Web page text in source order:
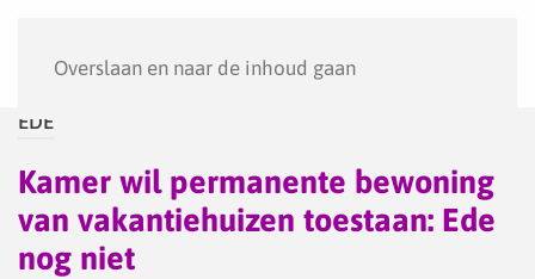
Overslaan en naar de inhoud gaan
EDE
Kamer wil permanente bewoning
van vakantiehuizen toestaan: Ede
nog niet